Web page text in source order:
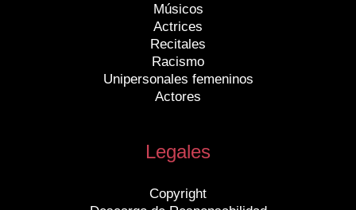
Músicos
Actrices
Recitales
Racismo
Unipersonales femeninos
Actores
Legales
Copyright